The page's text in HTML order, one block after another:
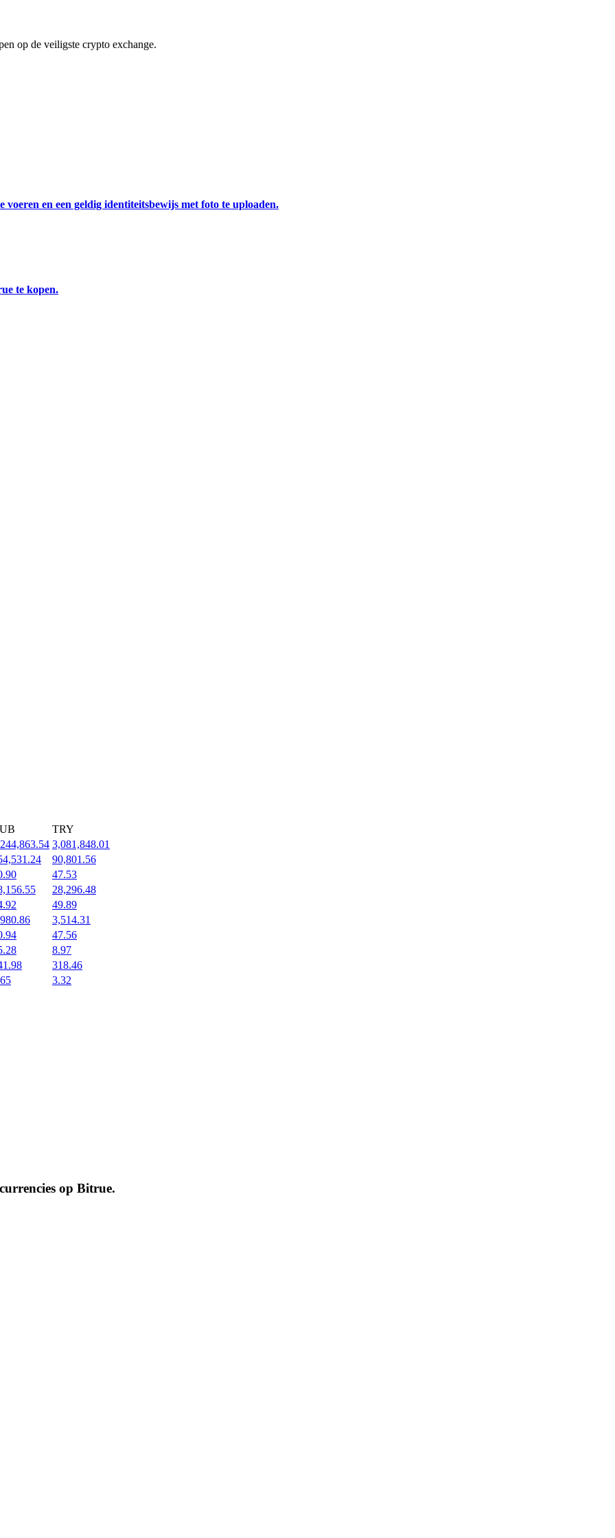
op de veiligste crypto exchange.
en een geldig identiteitsbewijs met foto te uploaden.
te kopen.
TRY
3,081,848.01
90,801.56
47.53
28,296.48
49.89
3,514.31
47.56
8.97
318.46
3.32
op Bitrue.